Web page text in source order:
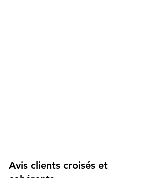
Avis clients croisés et